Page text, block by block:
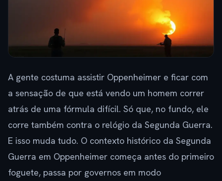
A gente costuma assistir Oppenheimer e ficar com
a sensação de que está vendo um homem correr
atrás de uma fórmula difícil. Só que, no fundo, ele
corre também contra o relógio da Segunda Guerra.
E isso muda tudo. O contexto histórico da Segunda
Guerra em Oppenheimer começa antes do primeiro
foguete, passa por governos em modo